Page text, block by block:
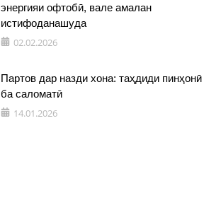
энергияи офтобӣ, вале амалан
истифоданашуда
02.02.2026
Партов дар назди хона: таҳдиди пинҳонӣ
ба саломатӣ
14.01.2026